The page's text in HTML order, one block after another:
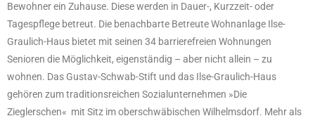
Bewohner ein Zuhause. Diese werden in Dauer-, Kurzzeit- oder
Tagespflege betreut. Die benachbarte Betreute Wohnanlage Ilse-
Graulich-Haus bietet mit seinen 34 barrierefreien Wohnungen
Senioren die Möglichkeit, eigenständig – aber nicht allein – zu
wohnen. Das Gustav-Schwab-Stift und das Ilse-Graulich-Haus
gehören zum traditionsreichen Sozialunternehmen »Die
Zieglerschen« mit Sitz im oberschwäbischen Wilhelmsdorf. Mehr als